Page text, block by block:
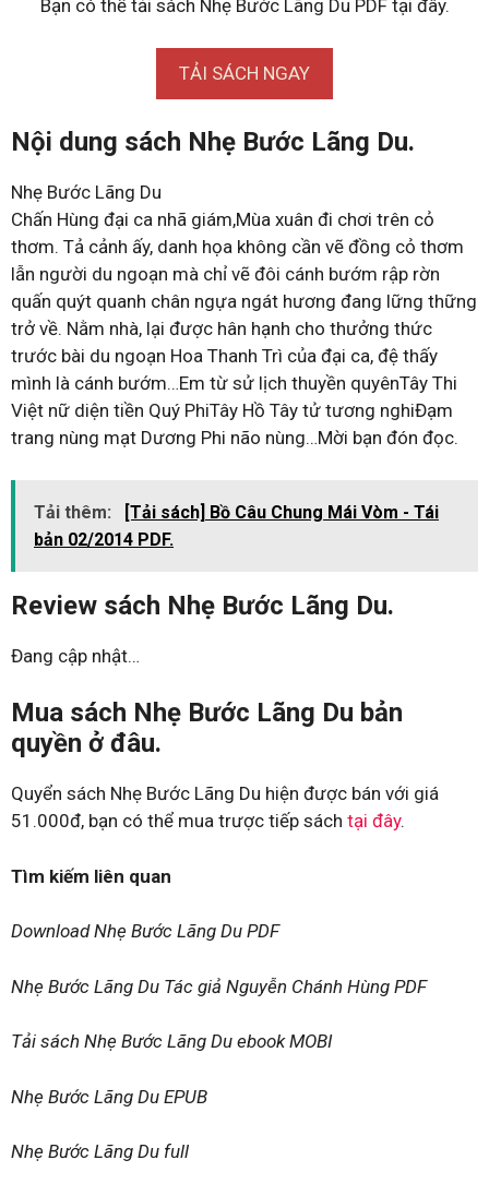
Bạn có thể tải sách Nhẹ Bước Lãng Du PDF tại đây.
TẢI SÁCH NGAY
Nội dung sách Nhẹ Bước Lãng Du.
Nhẹ Bước Lãng Du
Chấn Hùng đại ca nhã giám,Mùa xuân đi chơi trên cỏ
thơm. Tả cảnh ấy, danh họa không cần vẽ đồng cỏ thơm
lẫn người du ngoạn mà chỉ vẽ đôi cánh bướm rập rờn
quấn quýt quanh chân ngựa ngát hương đang lững thững
trở về. Nằm nhà, lại được hân hạnh cho thưởng thức
trước bài du ngoạn Hoa Thanh Trì của đại ca, đệ thấy
mình là cánh bướm…Em từ sử lịch thuyền quyênTây Thi
Việt nữ diện tiền Quý PhiTây Hồ Tây tử tương nghiĐạm
trang nùng mạt Dương Phi não nùng…Mời bạn đón đọc.
Tải thêm:
[Tải sách] Bồ Câu Chung Mái Vòm - Tái
bản 02/2014 PDF.
Review sách Nhẹ Bước Lãng Du.
Đang cập nhật…
Mua sách Nhẹ Bước Lãng Du bản
quyền ở đâu.
Quyển sách Nhẹ Bước Lãng Du hiện được bán với giá
51.000đ, bạn có thể mua trược tiếp sách tại đây.
Tìm kiếm liên quan
Download Nhẹ Bước Lãng Du PDF
Nhẹ Bước Lãng Du Tác giả Nguyễn Chánh Hùng PDF
Tải sách Nhẹ Bước Lãng Du ebook MOBI
Nhẹ Bước Lãng Du EPUB
Nhẹ Bước Lãng Du full